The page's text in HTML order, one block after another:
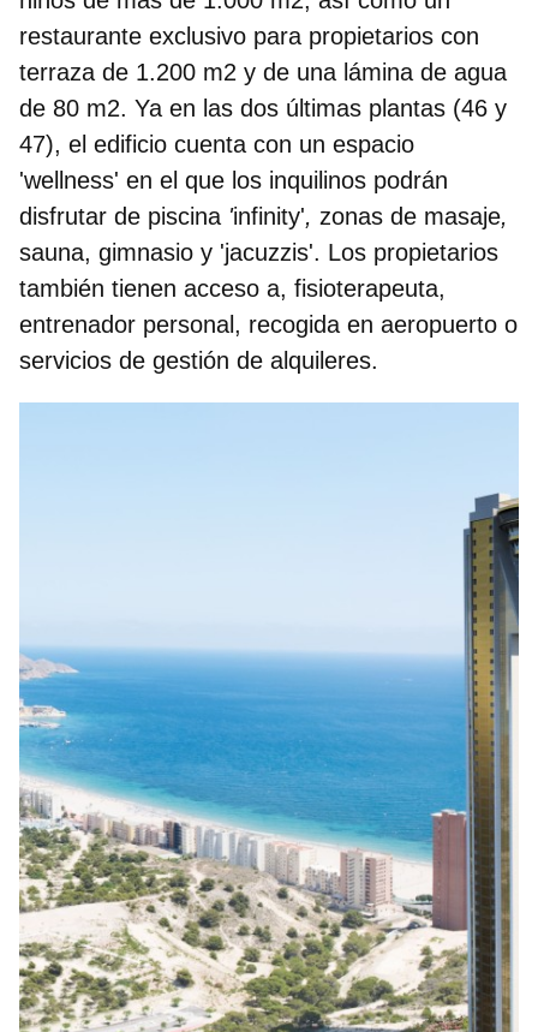
restaurante exclusivo para propietarios con
terraza de 1.200 m2 y de una lámina de agua
de 80 m2. Ya en las dos últimas plantas (46 y
47), el edificio cuenta con un espacio
'wellness' en el que los inquilinos podrán
disfrutar de piscina 'infinity', zonas de masaje,
sauna, gimnasio y 'jacuzzis'. Los propietarios
también tienen acceso a, fisioterapeuta,
entrenador personal, recogida en aeropuerto o
servicios de gestión de alquileres.